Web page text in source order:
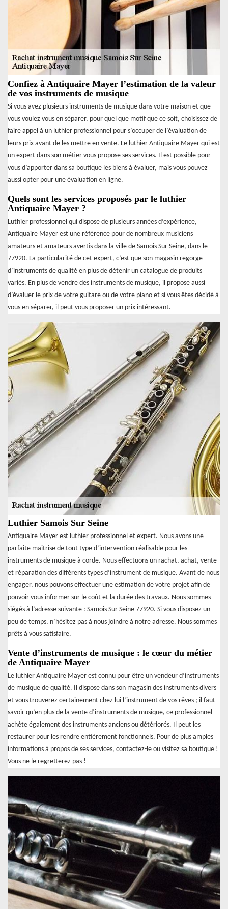
Confiez à Antiquaire Mayer l’estimation de la valeur
de vos instruments de musique
Si vous avez plusieurs instruments de musique dans votre maison et que
vous voulez vous en séparer, pour quel que motif que ce soit, choisissez de
faire appel à un luthier professionnel pour s’occuper de l’évaluation de
leurs prix avant de les mettre en vente. Le luthier Antiquaire Mayer qui est
un expert dans son métier vous propose ses services. Il est possible pour
vous d’apporter dans sa boutique les biens à évaluer, mais vous pouvez
aussi opter pour une évaluation en ligne.
Quels sont les services proposés par le luthier
Antiquaire Mayer ?
Luthier professionnel qui dispose de plusieurs années d’expérience,
Antiquaire Mayer est une référence pour de nombreux musiciens
amateurs et amateurs avertis dans la ville de Samois Sur Seine, dans le
77920. La particularité de cet expert, c’est que son magasin regorge
d’instruments de qualité en plus de détenir un catalogue de produits
variés. En plus de vendre des instruments de musique, il propose aussi
d’évaluer le prix de votre guitare ou de votre piano et si vous êtes décidé à
vous en séparer, il peut vous proposer un prix intéressant.
Luthier Samois Sur Seine
Antiquaire Mayer est luthier professionnel et expert. Nous avons une
parfaite maitrise de tout type d’intervention réalisable pour les
instruments de musique à corde. Nous effectuons un rachat, achat, vente
et réparation des différents types d’instrument de musique. Avant de nous
engager, nous pouvons effectuer une estimation de votre projet afin de
pouvoir vous informer sur le coût et la durée des travaux. Nous sommes
siégés à l’adresse suivante : Samois Sur Seine 77920. Si vous disposez un
peu de temps, n’hésitez pas à nous joindre à notre adresse. Nous sommes
prêts à vous satisfaire.
Vente d’instruments de musique : le cœur du métier
de Antiquaire Mayer
Le luthier Antiquaire Mayer est connu pour être un vendeur d’instruments
de musique de qualité. Il dispose dans son magasin des instruments divers
et vous trouverez certainement chez lui l’instrument de vos rêves ; il faut
savoir qu’en plus de la vente d’instruments de musique, ce professionnel
achète également des instruments anciens ou détériorés. Il peut les
restaurer pour les rendre entièrement fonctionnels. Pour de plus amples
informations à propos de ses services, contactez-le ou visitez sa boutique !
Vous ne le regretterez pas !